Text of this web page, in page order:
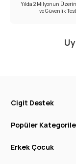
Yılda 2 Milyonun
ve Güvenlik
Cigit Destek
Popüler
Erkek Çocuk